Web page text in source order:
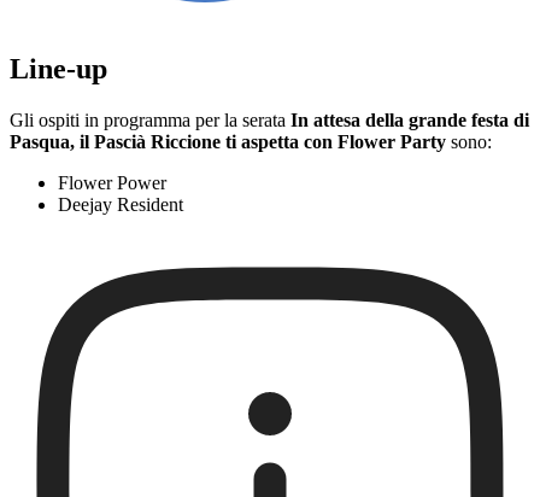
Line-up
Gli ospiti in programma per la serata In attesa della grande festa di
Pasqua, il Pascià Riccione ti aspetta con Flower Party sono:
Flower Power
Deejay Resident